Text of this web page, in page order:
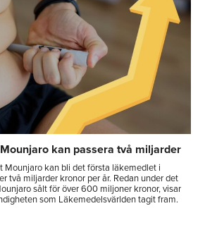
kan passera två miljarder
kan bli det första läkemedlet i
två miljarder kronor per år. Redan under det
sålt för över 600 miljoner kronor, visar
som Läkemedelsvärlden tagit fram.